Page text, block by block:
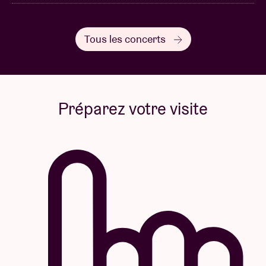
dans plusieurs domaines.
très large du terme : agressions, harcèlement moral,
transgressifs, exclusion sociale, leadership toxique…
Elle se demande plus précisément quand, pourquoi
et comment les collègues réagissent face à ces
dans divers parcours de formation, Caroline
guest sessionsà la KU Leuven et
ailleurs. Outre son travail universitaire, elle réalise
des missions en freelance dans le secteur
Tous les concerts
Préparez votre visite